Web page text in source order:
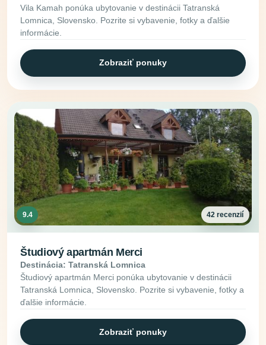
Vila Kamah ponúka ubytovanie v destinácii Tatranská
Lomnica, Slovensko. Pozrite si vybavenie, fotky a ďalšie
informácie.
Zobraziť ponuky
9.4 42 recenzií
Študiový apartmán Merci
Destinácia: Tatranská Lomnica
Študiový apartmán Merci ponúka ubytovanie v destinácii
Tatranská Lomnica, Slovensko. Pozrite si vybavenie, fotky a
ďalšie informácie.
Zobraziť ponuky